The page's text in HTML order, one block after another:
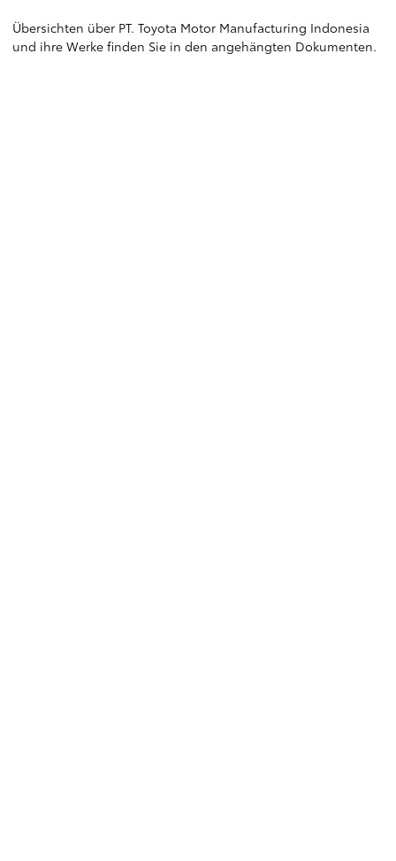
Übersichten über PT. Toyota Motor Manufacturing Indonesia
und ihre Werke finden Sie in den angehängten Dokumenten.